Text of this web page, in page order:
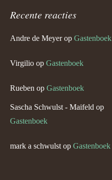
Recente reacties
Andre de Meyerop Gastenboek
Virgilio op Gastenboek
Rueben op Gastenboek
Sascha Schwulst - Maifeld op
Gastenboek
mark a schwulst op Gastenboek